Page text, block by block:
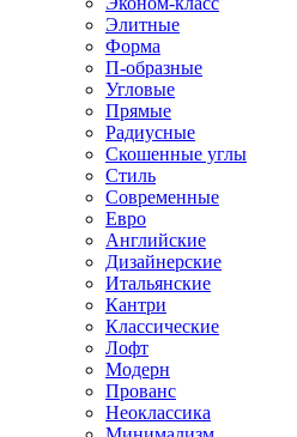
Элитные
Форма
П-образные
Угловые
Прямые
Радиусные
Скошенные углы
Стиль
Современные
Евро
Английские
Дизайнерские
Итальянские
Кантри
Классические
Лофт
Модерн
Прованс
Неоклассика